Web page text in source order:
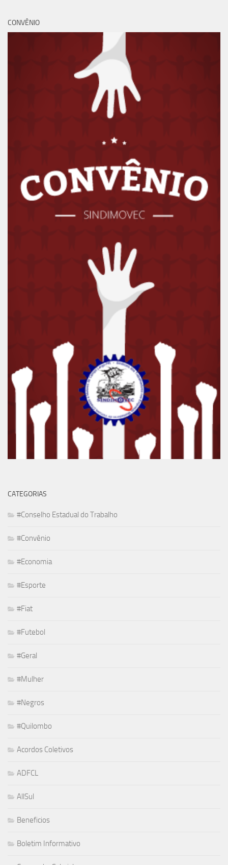
CONVÊNIO
CATEGORIAS
#Conselho Estadual do Trabalho
#Convênio
#Economia
#Esporte
#Fiat
#Futebol
#Geral
#Mulher
#Negros
#Quilombo
Acordos Coletivos
ADFCL
AllSul
Beneficios
Boletim Informativo